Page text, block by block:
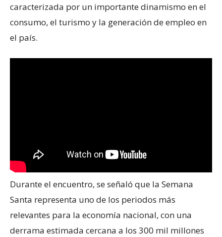
caracterizada por un importante dinamismo en el
consumo, el turismo y la generación de empleo en
el país.
Durante el encuentro, se señaló que la Semana
Santa representa uno de los periodos más
relevantes para la economía nacional, con una
derrama estimada cercana a los 300 mil millones